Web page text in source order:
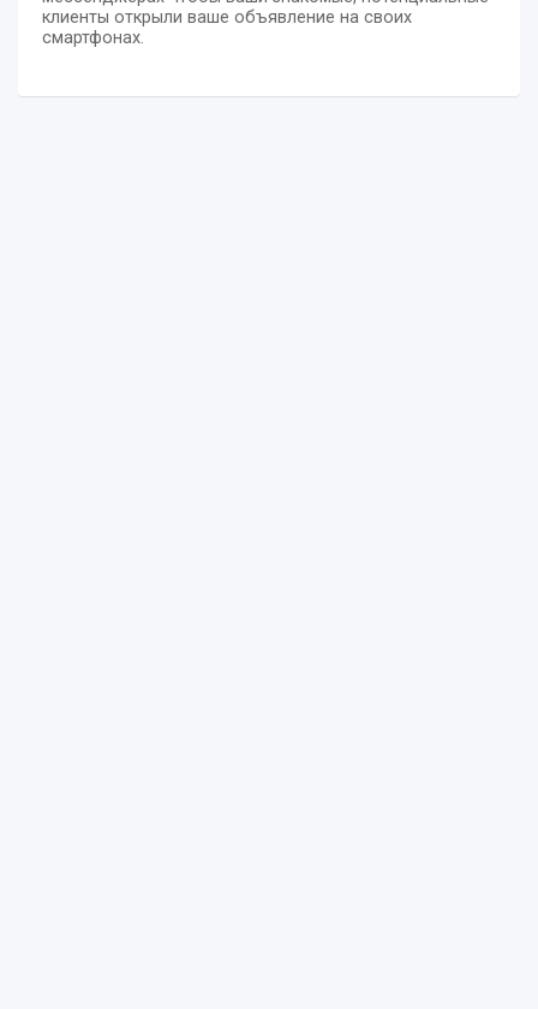
клиенты открыли ваше объявление на своих
смартфонах.